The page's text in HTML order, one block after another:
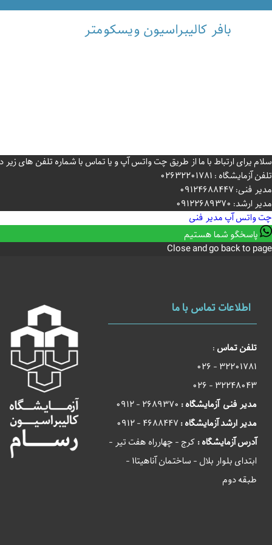
بافر کالیبراسیون ویسکومتر
سلام یرای ارتباط با ما از طریق چت واتس آپ و یا تماس با شماره تلفن های
تلفن آزمایشگاه : 02632201781
مدیر فنی: 09124688447
مدیر ارشد: 09122689370
چت واتس آپ مدیر فنی
پاسخگو شما هستیم
Close and go back to page
اطلاعات تماس با ما
تلفن تماس :
32201781 - 026
32248043 - 026
مدیر فنی آزمایشگاه :
مدیر ارشد آزمایشگاه :
آدرس آزمایشگاه : کرج - چهارراه هفت تیر -
ابتدای بلوار بلال - ساختمان آناهیتا1 -
طبقه دوم